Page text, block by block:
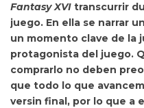
Fantasy XVI transcurrir
juego. En ella se narrar
un momento clave de la
protagonista del juego.
comprarlo no deben
que todo lo que
versin final, por lo que a